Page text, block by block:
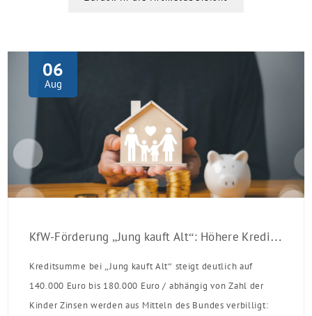
06
Aug
KfW-Förderung „Jung kauft Alt“: Höhere Kredite ab August 2026
Kreditsumme bei „Jung kauft Alt“ steigt deutlich auf
140.000 Euro bis 180.000 Euro / abhängig von Zahl der
Kinder Zinsen werden aus Mitteln des Bundes verbilligt: